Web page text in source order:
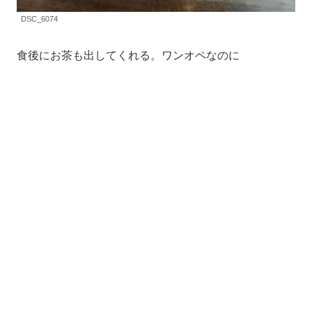
DSC_6074
食後にお茶も出してくれる。ワンオペなのに